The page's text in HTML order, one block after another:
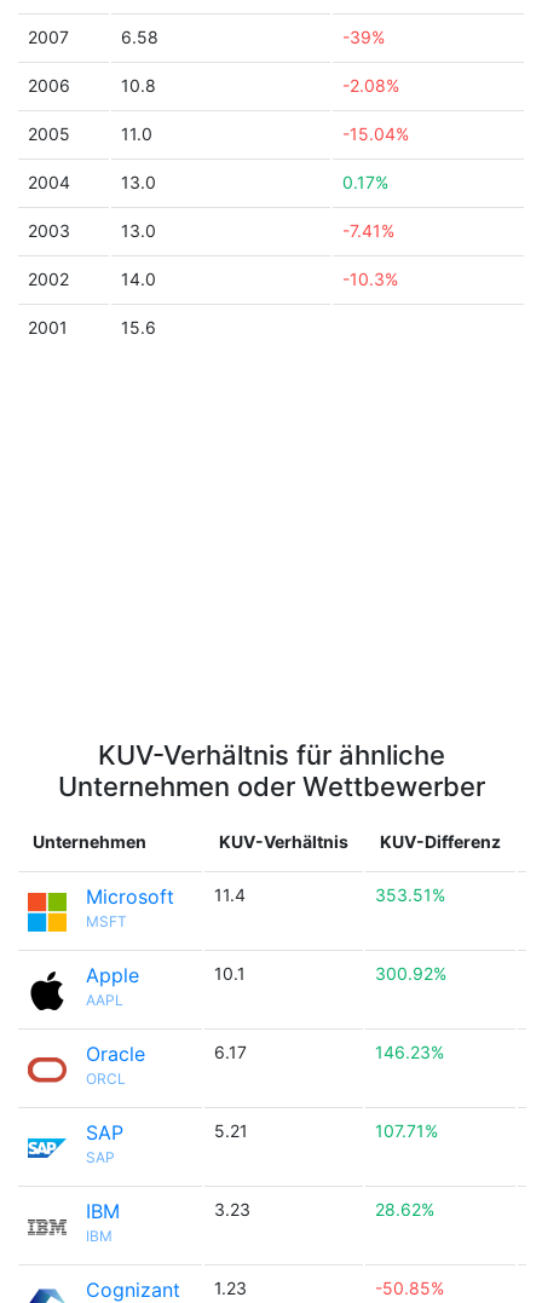
2007 6.58 -39%
2006 10.8 -2.08%
2005 11.0 -15.04%
2004 13.0 0.17%
2003 13.0 -7.41%
2002 14.0 -10.3%
2001 15.6
KUV-Verhältnis für ähnliche
Unternehmen oder Wettbewerber
Unternehmen KUV-Verhältnis KUV-Differenz
Microsoft
MSFT
11.4 353.51%
Apple
AAPL
10.1 300.92%
Oracle
ORCL
6.17 146.23%
SAP
SAP
5.21 107.71%
IBM
IBM
3.23 28.62%
Cognizant
1.23 -50.85%